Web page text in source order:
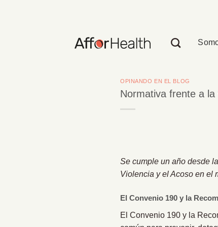
OPINANDO EN EL BLOG
Normativa frente a
Se cumple un año desde
Violencia y el Acoso en el
El Convenio 190 y la
El Convenio 190 y la